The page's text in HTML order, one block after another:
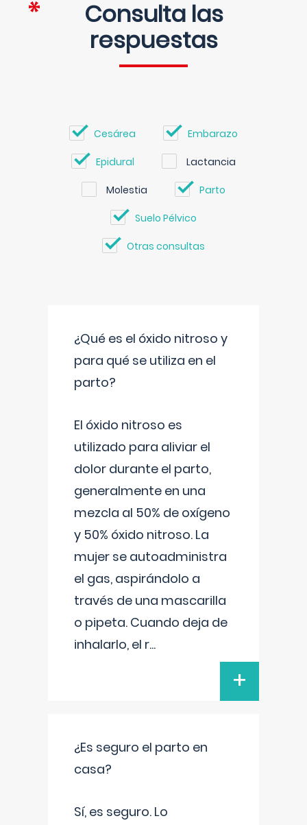
Consulta las
respuestas
Cesárea Embarazo
Epidural Lactancia
Molestia Parto
Suelo Pélvico
Otras consultas
¿Qué es el óxido nitroso y
para qué se utiliza en el
parto?
El óxido nitroso es
utilizado para aliviar el
dolor durante el parto,
generalmente en una
mezcla al 50% de oxígeno
y 50% óxido nitroso. La
mujer se autoadministra
el gas, aspirándolo a
través de una mascarilla
o pipeta. Cuando deja de
inhalarlo, el r...
+
¿Es seguro el parto en
casa?
Sí, es seguro. Lo